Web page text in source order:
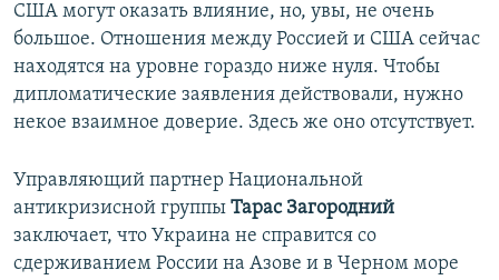
США могут оказать влияние, но, увы, не очень
большое. Отношения между Россией и США сейчас
находятся на уровне гораздо ниже нуля. Чтобы
дипломатические заявления действовали, нужно
некое взаимное доверие. Здесь же оно отсутствует.
Управляющий партнер Национальной
антикризисной группы Тарас Загородний
заключает, что Украина не справится со
сдерживанием России на Азове и в Черном море